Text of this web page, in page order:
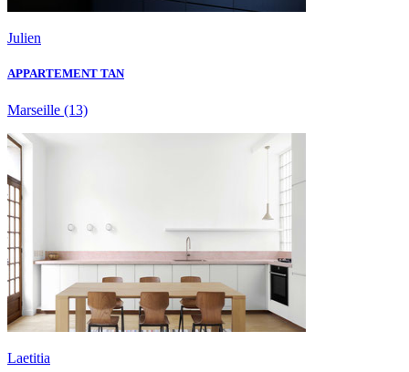
Julien
APPARTEMENT TAN
Marseille (13)
Laetitia